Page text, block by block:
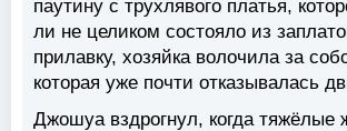
паутину с трухлявого платья,
ли не целиком состояло из
прилавку, хозяйка волочила за
которая уже почти отказывалась
Джошуа вздрогнул, когда тяжёлые